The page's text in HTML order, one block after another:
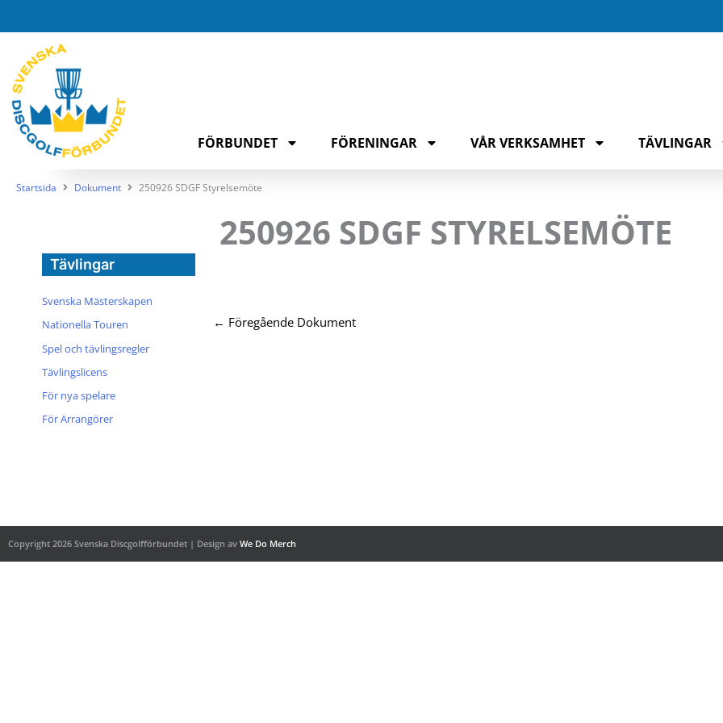
till
innehåll
FÖRBUNDET FÖRENINGAR VÅR VERKSAMHET TÄVLINGAR
Startsida Dokument 250926 SDGF Styrelsemöte
Tävlingar
Svenska Mästerskapen
Nationella Touren
Spel och tävlingsregler
Tävlingslicens
För nya spelare
För Arrangörer
250926 SDGF STYRELSEMÖTE
← Föregående Dokument
Copyright 2026 Svenska Discgolfförbundet | Design av We Do Merch